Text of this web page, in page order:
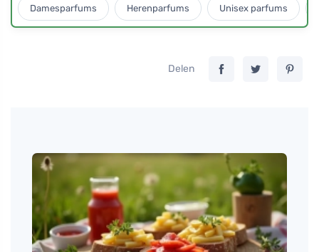
Damesparfums Herenparfums Unisex parfums
Delen